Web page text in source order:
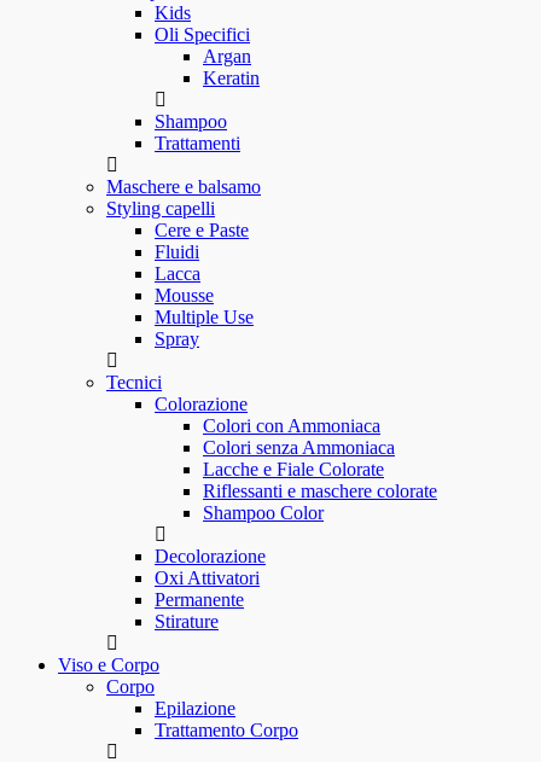
Kids
Oli Specifici
Argan
Keratin
Shampoo
Trattamenti
Maschere e balsamo
Styling capelli
Cere e Paste
Fluidi
Lacca
Mousse
Multiple Use
Spray
Tecnici
Colorazione
Colori con Ammoniaca
Colori senza Ammoniaca
Lacche e Fiale Colorate
Riflessanti e maschere colorate
Shampoo Color
Decolorazione
Oxi Attivatori
Permanente
Stirature
Viso e Corpo
Corpo
Epilazione
Trattamento Corpo